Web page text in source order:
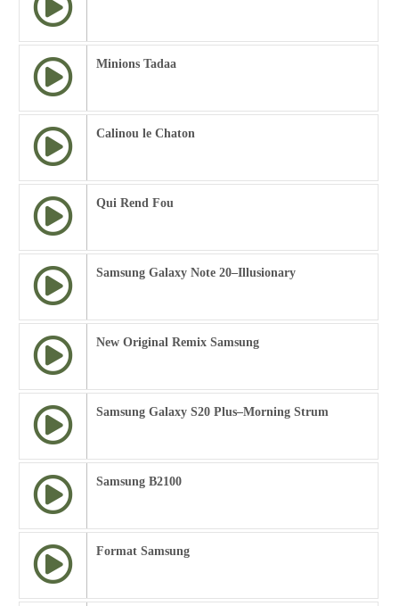
Minions Tadaa
Calinou le Chaton
Qui Rend Fou
Samsung Galaxy Note 20–Illusionary
New Original Remix Samsung
Samsung Galaxy S20 Plus–Morning Strum
Samsung B2100
Format Samsung